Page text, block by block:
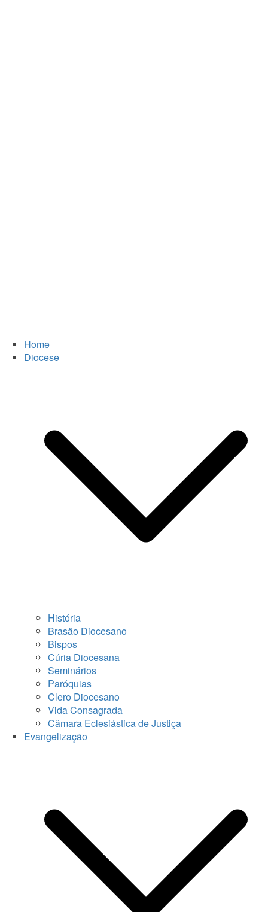
Home
Diocese
História
Brasão Diocesano
Bispos
Cúria Diocesana
Seminários
Paróquias
Clero Diocesano
Vida Consagrada
Câmara Eclesiástica de Justiça
Evangelização